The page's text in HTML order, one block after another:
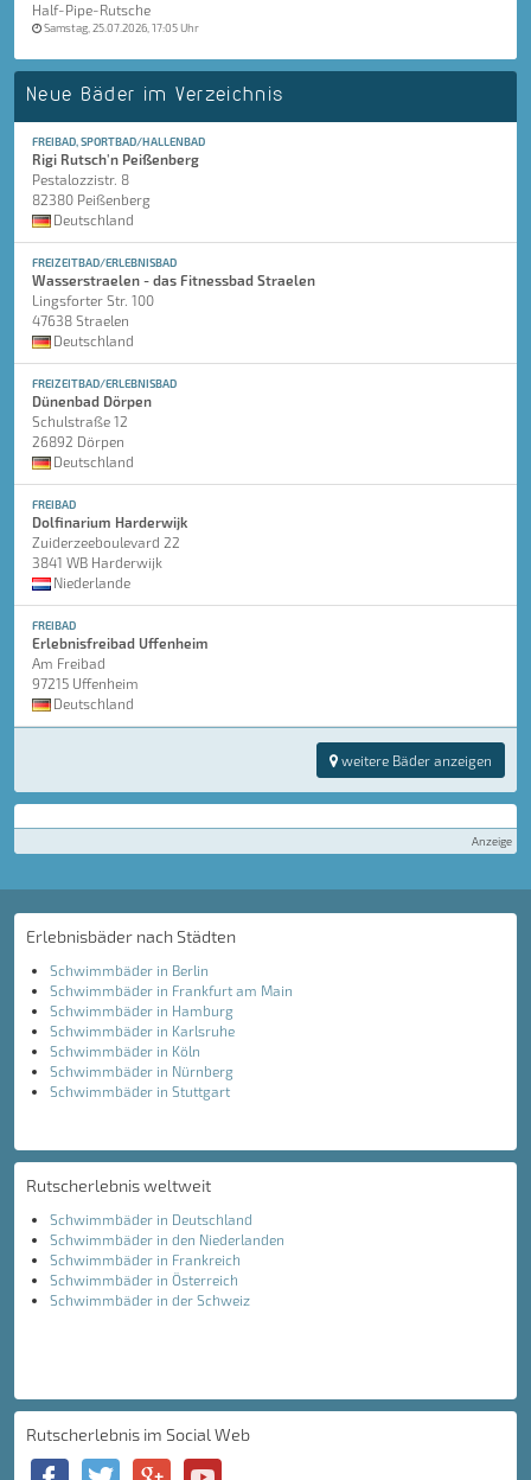
Half-Pipe-Rutsche
Samstag, 25.07.2026, 17:05 Uhr
Neue Bäder im Verzeichnis
FREIBAD, SPORTBAD/HALLENBAD
Rigi Rutsch'n Peißenberg
Pestalozzistr. 8
82380 Peißenberg
Deutschland
FREIZEITBAD/ERLEBNISBAD
Wasserstraelen - das Fitnessbad Straelen
Lingsforter Str. 100
47638 Straelen
Deutschland
FREIZEITBAD/ERLEBNISBAD
Dünenbad Dörpen
Schulstraße 12
26892 Dörpen
Deutschland
FREIBAD
Dolfinarium Harderwijk
Zuiderzeeboulevard 22
3841 WB Harderwijk
Niederlande
FREIBAD
Erlebnisfreibad Uffenheim
Am Freibad
97215 Uffenheim
Deutschland
weitere Bäder anzeigen
Anzeige
Erlebnisbäder nach Städten
Schwimmbäder in Berlin
Schwimmbäder in Frankfurt am Main
Schwimmbäder in Hamburg
Schwimmbäder in Karlsruhe
Schwimmbäder in Köln
Schwimmbäder in Nürnberg
Schwimmbäder in Stuttgart
Rutscherlebnis weltweit
Schwimmbäder in Deutschland
Schwimmbäder in den Niederlanden
Schwimmbäder in Frankreich
Schwimmbäder in Österreich
Schwimmbäder in der Schweiz
Rutscherlebnis im Social Web